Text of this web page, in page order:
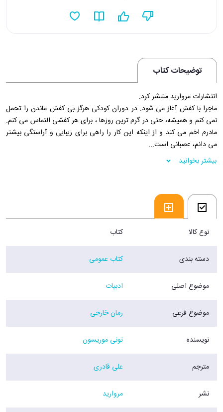
توضیحات کتاب
انتشارات مروارید منتشر کرد:
ماجرا با کفش آغاز می شود. در دوران کودکی هرگز بی کفش ماندن را تحمل
نمی کنم و همیشه، حتی در گرم ترین روزها ، برای هر کفشی التماس می کنم.
مادرم اخم می کند و از اینکه این کار را راهی برای زیبایی و آراستگی بیشتر
می دانم، عصبانی است...
فروشگاه اینترنتی 30بوک
بیشتر بخوانید
نوع کالا کتاب
دسته بندی کتاب عمومی
موضوع اصلی ادبیات
موضوع فرعی رمان خارجی
نویسنده تونی موریسون
مترجم علی قادری
نشر مروارید